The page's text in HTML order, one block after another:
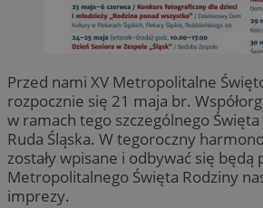
Przed nami XV Metropolitalne
rozpocznie się 21 maja br.
w ramach tego szczególnego
Ruda Śląska. W tegoroczny
zostały wpisane i odbywać się będą
Metropolitalnego Święta Rodziny
imprezy.